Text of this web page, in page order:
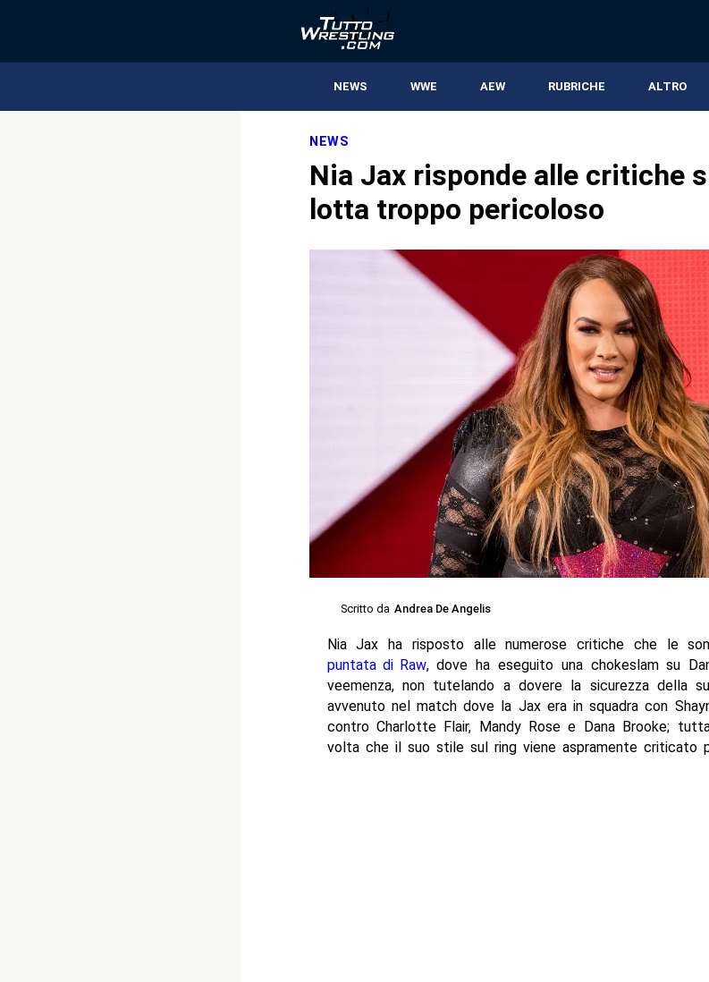
NEWS WWE AEW RUBRICHE ALTRO
NEWS
Nia Jax risponde alle critiche
lotta troppo pericoloso
Scritto da Andrea De Angelis
Nia Jax ha risposto alle numerose critiche che le
puntata di Raw, dove ha eseguito una chokeslam su
veemenza, non tutelando a dovere la sicurezza della
avvenuto nel match dove la Jax era in squadra con
contro Charlotte Flair, Mandy Rose e Dana Brooke;
volta che il suo stile sul ring viene aspramente criticato